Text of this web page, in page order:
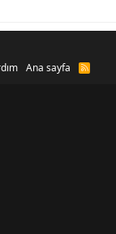
Ana sayfa
R